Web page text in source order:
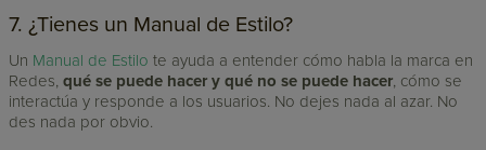
7. ¿Tienes un Manual de Estilo?
Un Manual de Estilo te ayuda a entender cómo habla la marca en
Redes,qué se puede hacer y qué no se puede hacer , cómo se
interactúa y responde a los usuarios. No dejes nada al azar. No
des nada por obvio.